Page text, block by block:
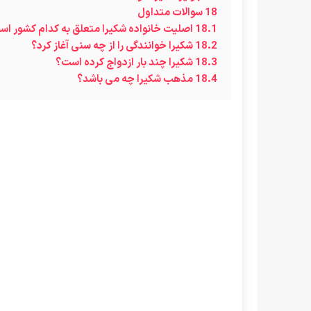
18سوالات متداول
18.1 اصلیت خانواده شکیرا متعلق به کدام کشور
18.2شکیرا خوانندگی را از چه سنی آغاز کرد؟
18.3شکیرا چند بار ازدواج کرده است؟
18.4مذهب شکیرا چه می باشد؟